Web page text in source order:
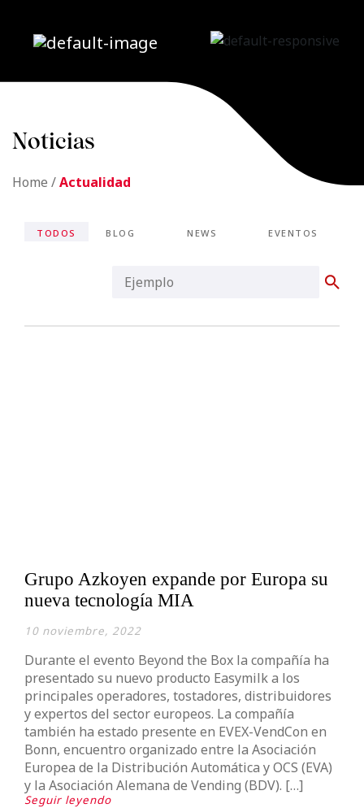
Noticias
Home /Actualidad
TODOS BLOG NEWS EVENTOS
Grupo Azkoyen expande por Europa su
nueva tecnología MIA
10 noviembre, 2022
Durante el evento Beyond the Box la compañía ha
presentado su nuevo producto Easymilk a los
principales operadores, tostadores, distribuidores
y expertos del sector europeos. La compañía
también ha estado presente en EVEX-VendCon en
Bonn, encuentro organizado entre la Asociación
Europea de la Distribución Automática y OCS (EVA)
y la Asociación Alemana de Vending (BDV). […]
Seguir leyendo